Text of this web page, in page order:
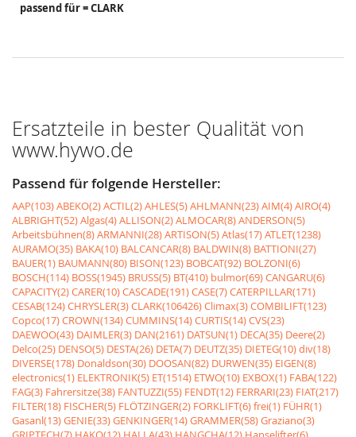
passend für = CLARK
Ersatzteile in bester Qualität von
www.hywo.de
Passend für folgende Hersteller:
AAP(103)ABEKO(2)ACTIL(2)AHLES(5)AHLMANN(23)AIM(4)AIRO(4)
ALBRIGHT(52)Algas(4)ALLISON(2)ALMOCAR(8)ANDERSON(5)
Arbeitsbühnen(8)ARMANNI(28)ARTISON(5)Atlas(17)ATLET(1238)
AURAMO(35) BAKA(10) BALCANCAR(8) BALDWIN(8) BATTIONI(27)
BAUER(1) BAUMANN(80) BISON(123) BOBCAT(92) BOLZONI(6)
BOSCH(114) BOSS(1945) BRUSS(5) BT(410) bulmor(69)CANGARU(6)
CAPACITY(2)CARER(10)CASCADE(191)CASE(7)CATERPILLAR(171)
CESAB(124)CHRYSLER(3)CLARK(106426)Climax(3)COMBILIFT(123)
Copco(17)CROWN(134)CUMMINS(14)CURTIS(14)CVS(23)
DAEWOO(43) DAIMLER(3) DAN(2161) DATSUN(1) DECA(35) Deere(2)
Delco(25) DENSO(5) DESTA(26) DETA(7) DEUTZ(35) DIETEG(10)div(18)
DIVERSE(178) Donaldson(30) DOOSAN(82) DURWEN(35) EIGEN(8)
electronics(1) ELEKTRONIK(5) ET(1514) ETWO(10) EXBOX(1) FABA(122)
FAG(3) Fahrersitze(38) FANTUZZI(55) FENDT(12) FERRARI(23) FIAT(217)
FILTER(18) FISCHER(5) FLÖTZINGER(2) FORKLIFT(6)frei(1) FÜHR(1)
Gasanl(13)GENIE(33)GENKINGER(14)GRAMMER(58)Graziano(3)